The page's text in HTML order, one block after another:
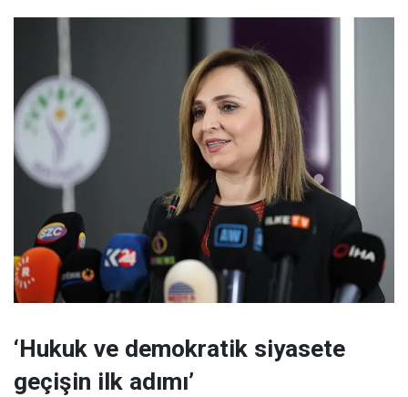
‘Hukuk ve demokratik siyasete
geçişin ilk adımı’